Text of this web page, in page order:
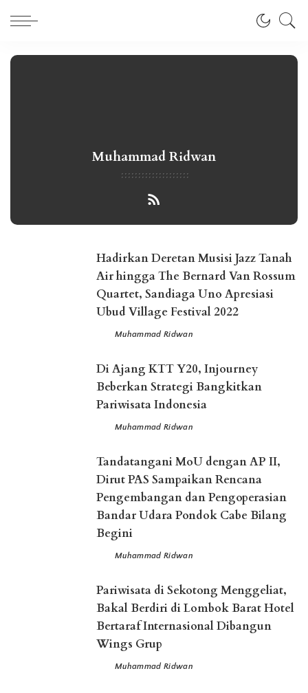
Muhammad Ridwan
Hadirkan Deretan Musisi Jazz Tanah
Air hingga The Bernard Van Rossum
Quartet, Sandiaga Uno Apresiasi
Ubud Village Festival 2022
PostedMuhammad Ridwan
Di Ajang KTT Y20, Injourney
Beberkan Strategi Bangkitkan
Pariwisata Indonesia
PostedMuhammad Ridwan
Tandatangani MoU dengan AP II,
Dirut PAS Sampaikan Rencana
Pengembangan dan Pengoperasian
Bandar Udara Pondok Cabe Bilang
Begini
PostedMuhammad Ridwan
Pariwisata di Sekotong Menggeliat,
Bakal Berdiri di Lombok Barat Hotel
Bertaraf Internasional Dibangun
Wings Grup
PostedMuhammad Ridwan